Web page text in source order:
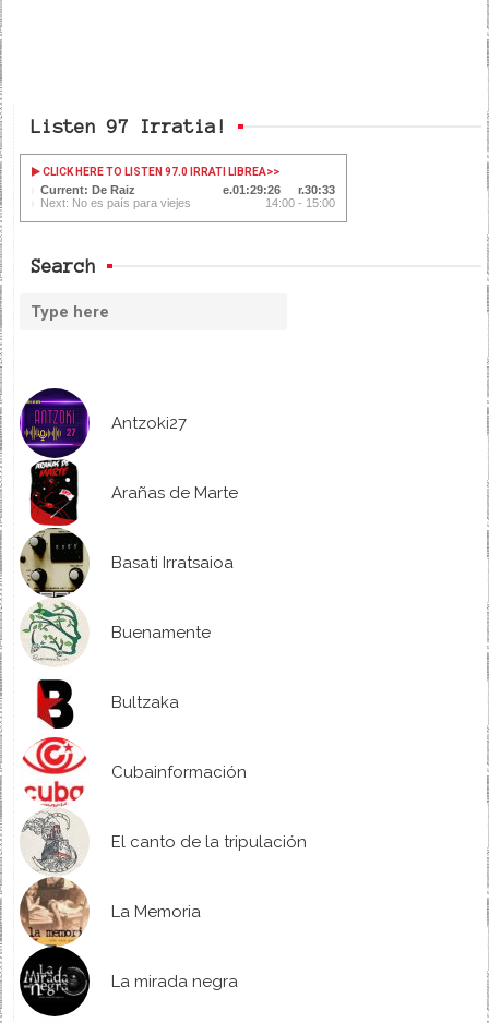
Listen 97 Irratia!
CLICK HERE TO LISTEN 97.0 IRRATI LIBREA>>
Current: De Raiz 01:29:27
30:32
Next: No es país para viejes
14:00 - 15:00
Search
Antzoki27
Arañas de Marte
Basati Irratsaioa
Buenamente
Bultzaka
Cubainformación
El canto de la tripulación
La Memoria
La mirada negra